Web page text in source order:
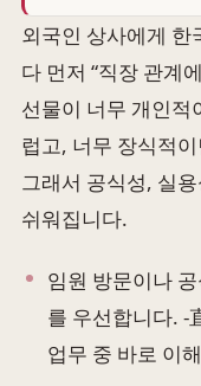
외국인 상사에게 한
다 먼저 “직장 관계
선물이 너무 개인적
럽고, 너무 장식적
그래서 공식성, 실
쉬워집니다.
임원 방문이나
를 우선합니다. -
업무 중 바로 이